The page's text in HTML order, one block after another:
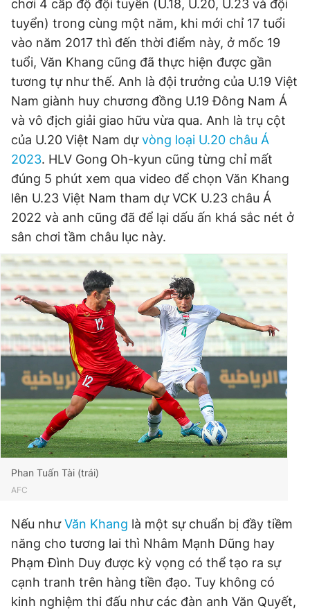
chơi 4 cấp độ đội tuyển (U.18, U.20, U.23 và đội
tuyển) trong cùng một năm, khi mới chỉ 17 tuổi
vào năm 2017 thì đến thời điểm này, ở mốc 19
tuổi, Văn Khang cũng đã thực hiện được gần
tương tự như thế. Anh là đội trưởng của U.19 Việt
Nam giành huy chương đồng U.19 Đông Nam Á
và vô địch giải giao hữu vừa qua. Anh là trụ cột
của U.20 Việt Nam dựvòng loại U.20 châu Á
2023. HLV Gong Oh-kyun cũng từng chỉ mất
đúng 5 phút xem qua video để chọn Văn Khang
lên U.23 Việt Nam tham dự VCK U.23 châu Á
2022 và anh cũng đã để lại dấu ấn khá sắc nét ở
sân chơi tầm châu lục này.
Phan Tuấn Tài (trái)
AFC
Nếu nhưVăn Khang là một sự chuẩn bị đầy tiềm
năng cho tương lai thì Nhâm Mạnh Dũng hay
Phạm Đình Duy được kỳ vọng có thể tạo ra sự
cạnh tranh trên hàng tiền đạo. Tuy không có
kinh nghiệm thi đấu như các đàn anh Văn Quyết,